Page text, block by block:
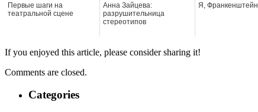
Первые шаги на
театральной сцене
Анна Зайцева:
разрушительница
стереотипов
Я, Франкенштейн
If you enjoyed this article, please consider sharing it!
Comments are closed.
Categories